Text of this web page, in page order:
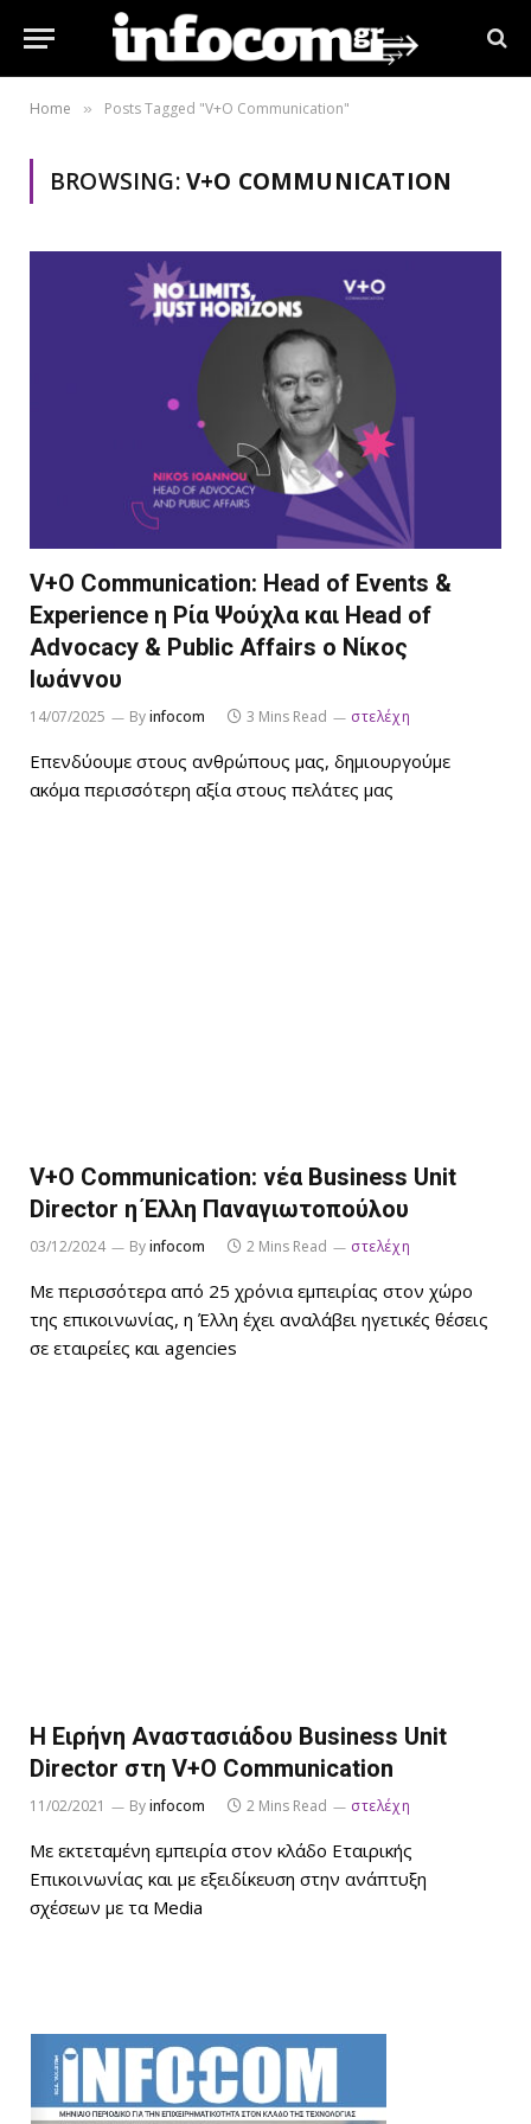
Home » Posts Tagged "V+O Communication"
BROWSING:V+O COMMUNICATION
V+O Communication: Ηead of Events &
Experience η Ρία Ψούχλα και Head of
Advocacy & Public Affairs o Νίκος
Ιωάννου
14/07/2025 Byinfocom 3 Mins Read στελέχη
Επενδύουμε στους ανθρώπους μας, δημιουργούμε
ακόμα περισσότερη αξία στους πελάτες μας
V+O Communication: νέα Business Unit
Director η Έλλη Παναγιωτοπούλου
03/12/2024 Byinfocom 2 Mins Read στελέχη
Με περισσότερα από 25 χρόνια εμπειρίας στον χώρο
της επικοινωνίας, η Έλλη έχει αναλάβει ηγετικές θέσεις
σε εταιρείες και agencies
Η Ειρήνη Αναστασιάδου Business Unit
Director στη V+O Communication
11/02/2021 Byinfocom 2 Mins Read στελέχη
Με εκτεταμένη εμπειρία στον κλάδο Εταιρικής
Επικοινωνίας και με εξειδίκευση στην ανάπτυξη
σχέσεων με τα Media